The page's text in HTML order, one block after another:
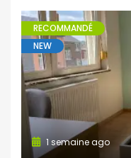
RECOMMANDÉ
NEW
1 semaine ago